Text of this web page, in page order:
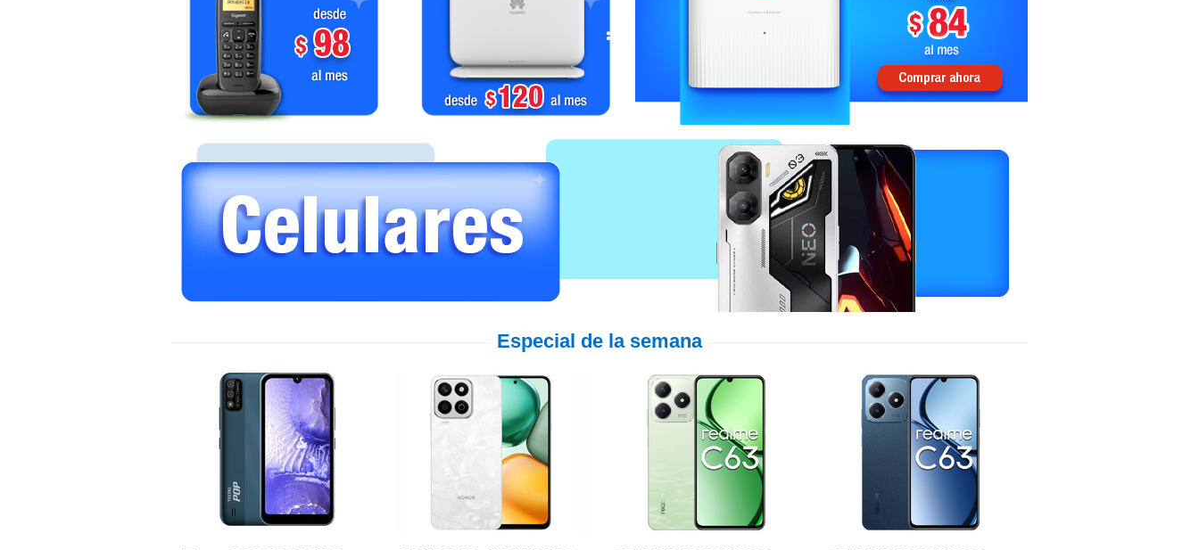
Especial de la semana